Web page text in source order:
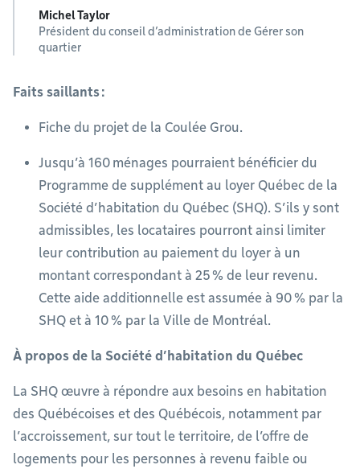
Michel Taylor
Président du conseil d’administration de Gérer son
quartier
Faits saillants :
Fiche du projet de la Coulée Grou.
Jusqu’à 160 ménages pourraient bénéficier du
Programme de supplément au loyer Québec de la
Société d’habitation du Québec (SHQ). S’ils y sont
admissibles, les locataires pourront ainsi limiter
leur contribution au paiement du loyer à un
montant correspondant à 25 % de leur revenu.
Cette aide additionnelle est assumée à 90 % par la
SHQ et à 10 % par la Ville de Montréal.
À propos de la Société d’habitation du Québec
La SHQ œuvre à répondre aux besoins en habitation
des Québécoises et des Québécois, notamment par
l’accroissement, sur tout le territoire, de l’offre de
logements pour les personnes à revenu faible ou